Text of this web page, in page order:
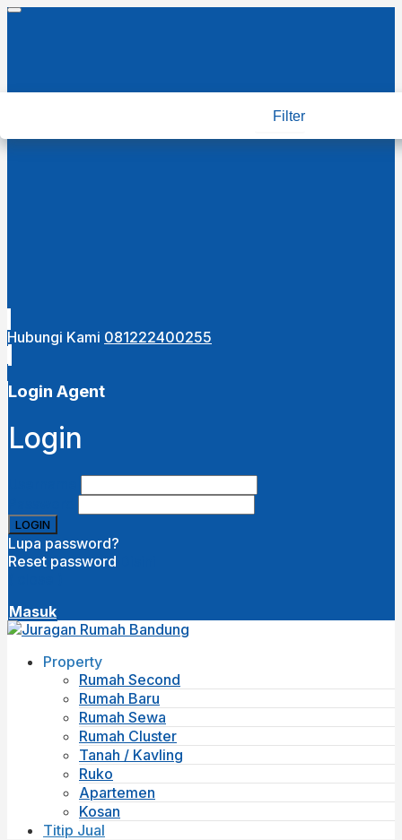
Hubungi Kami 081222400255
Login Agent
Login
Lupa password?
Reset password
Masuk
Property
Rumah Second
Rumah Baru
Rumah Sewa
Rumah Cluster
Tanah / Kavling
Ruko
Apartemen
Kosan
Titip Jual
Filter